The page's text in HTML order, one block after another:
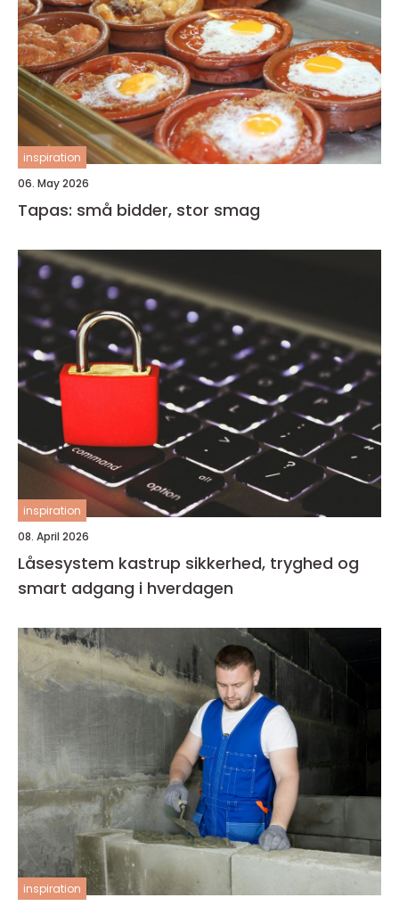
inspiration
06. May 2026
Tapas: små bidder, stor smag
inspiration
08. April 2026
Låsesystem kastrup sikkerhed, tryghed og
smart adgang i hverdagen
inspiration